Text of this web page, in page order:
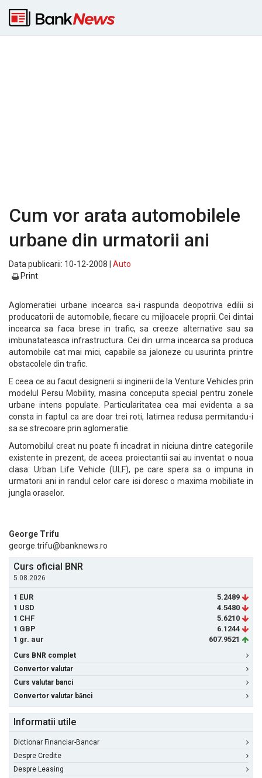
Cum vor arata automobilele
urbane din urmatorii ani
Data publicarii: 10-12-2008 | Auto
Print
Aglomeratiei urbane incearca sa-i raspunda deopotriva edilii si
producatorii de automobile, fiecare cu mijloacele proprii. Cei dintai
incearca sa faca brese in trafic, sa creeze alternative sau sa
imbunatateasca infrastructura. Cei din urma incearca sa produca
automobile cat mai mici, capabile sa jaloneze cu usurinta printre
obstacolele din trafic.
E ceea ce au facut designerii si inginerii de la Venture Vehicles prin
modelul Persu Mobility, masina conceputa special pentru zonele
urbane intens populate. Particularitatea cea mai evidenta a sa
consta in faptul ca are doar trei roti, latimea redusa permitandu-i
sa se strecoare prin aglomeratie.
Automobilul creat nu poate fi incadrat in niciuna dintre categoriile
existente in prezent, de aceea proiectantii sai au inventat o noua
clasa: Urban Life Vehicle (ULF), pe care spera sa o impuna in
urmatorii ani in randul celor care isi doresc o maxima mobiliate in
jungla oraselor.
George Trifu
george.trifu@banknews.ro
Curs oficial BNR
5.08.2026
1 EUR
5.2489
1 USD
4.5480
1 CHF
5.6210
1 GBP
6.1244
1 gr. aur
607.9521
Curs BNR complet
Convertor valutar
Curs valutar banci
Convertor valutar bănci
Informatii utile
Dictionar Financiar-Bancar
Despre Credite
Despre Leasing